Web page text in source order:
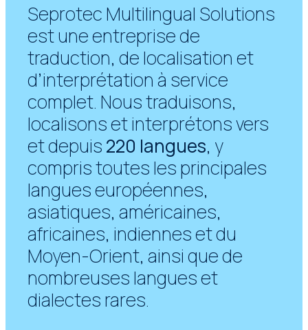
Seprotec Multilingual Solutions
est une entreprise de
traduction, de localisation et
d’interprétation à service
complet. Nous traduisons,
localisons et interprétons vers
et depuis220 langues, y
compris toutes les principales
langues européennes,
asiatiques, américaines,
africaines, indiennes et du
Moyen-Orient, ainsi que de
nombreuses langues et
dialectes rares.